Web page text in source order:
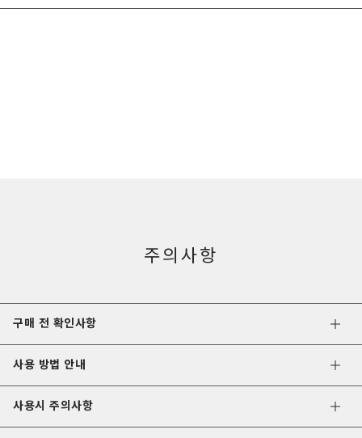
주의사항
구매 전 확인사항
사용 방법 안내
사용시 주의사항